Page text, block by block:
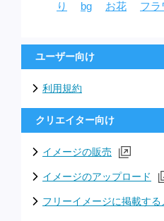
り
bg お花 フラ
ユーザー向け
利用規約
クリエイター向け
イメージの販売
イメージのアップロード
フリーイメージに掲載する